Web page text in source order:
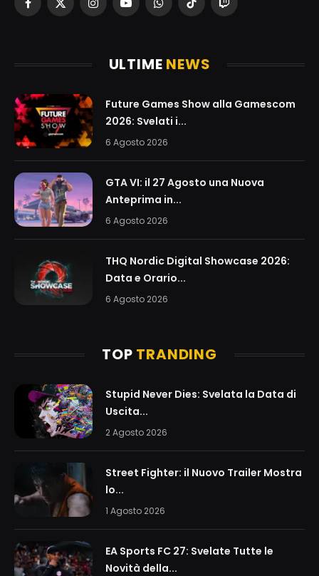
Facebook
X
InstagramYouTubeWhatsAppTikTokTwitch
ULTIME NEWS
Future Games Show alla Gamescom
2026: Svelati i...
6 Agosto 2026
GTA VI: il 27 Agosto una Nuova
Anteprima in...
6 Agosto 2026
THQ Nordic Digital Showcase 2026:
Data e Orario...
6 Agosto 2026
TOP TRANDING
Stupid Never Dies: Svelata la Data di
Uscita...
2 Agosto 2026
Street Fighter: il Nuovo Trailer Mostra
lo...
1 Agosto 2026
EA Sports FC 27: Svelate Tutte le
Novità della...